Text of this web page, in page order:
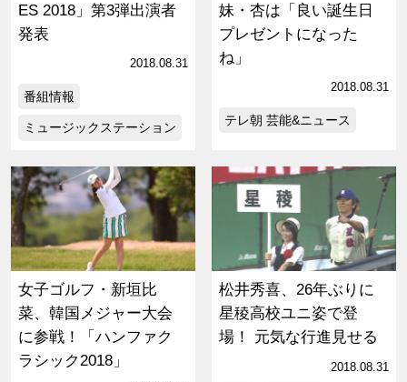
ES 2018」第3弾出演者
発表
2018.08.31
番組情報
ミュージックステーション
妹・杏は「良い誕生日
プレゼントになった
ね」
2018.08.31
テレ朝 芸能&ニュース
女子ゴルフ・新垣比
菜、韓国メジャー大会
に参戦！「ハンファク
ラシック2018」
松井秀喜、26年ぶりに
星稜高校ユニ姿で登
場！ 元気な行進見せる
2018.08.31